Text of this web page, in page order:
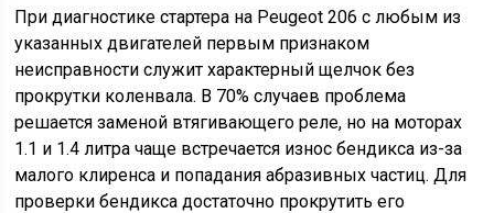
При диагностике стартера на Peugeot 206 с любым из
указанных двигателей первым признаком
неисправности служит характерный щелчок без
прокрутки коленвала. В 70% случаев проблема
решается заменой втягивающего реле, но на моторах
1.1 и 1.4 литра чаще встречается износ бендикса из-за
малого клиренса и попадания абразивных частиц. Для
проверки бендикса достаточно прокрутить его